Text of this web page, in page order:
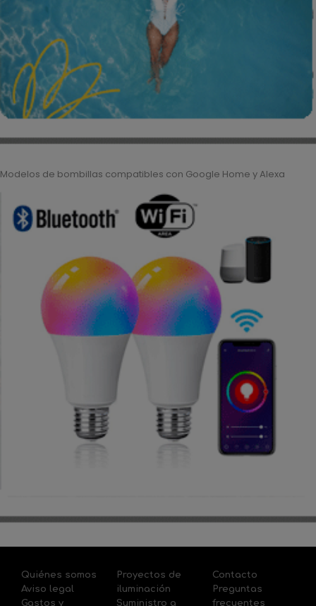
Modelos de bombillas compatibles con Google Home y Alexa
Quiénes somos
Aviso legal
Gastos y
Proyectos de
iluminación
Suministro a
Contacto
Preguntas
frecuentes